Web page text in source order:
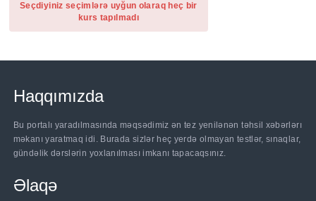
Seçdiyiniz seçimlərə uyğun olaraq heç bir
kurs tapılmadı
Haqqımızda
Bu portalı yaradılmasında məqsədimiz ən tez yenilənən təhsil xəbərlərı
məkanı yaratmaq idi. Burada sizlər heç yerdə olmayan testlər, sınaqlar,
gündəlik dərslərin yoxlanılması imkanı tapacaqsınız.
Əlaqə